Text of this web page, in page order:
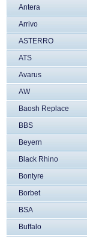
Antera
Arrivo
ASTERRO
ATS
Avarus
AW
Baosh Replace
BBS
Beyern
Black Rhino
Bontyre
Borbet
BSA
Buffalo